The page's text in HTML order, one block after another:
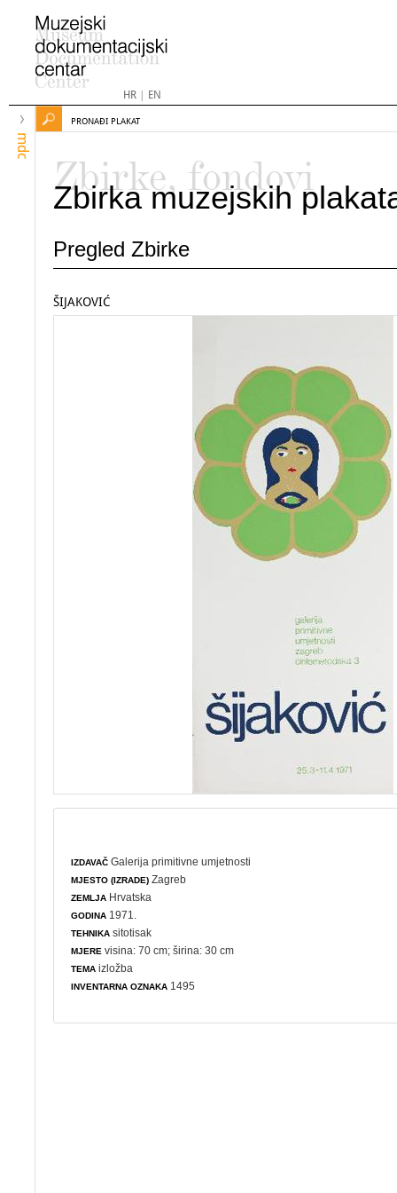
HR| EN
mdc
PRONAĐI PLAKAT
Zbirke, fondovi
Zbirka muzejskih
Pregled Zbirke
ŠIJAKOVIĆ
IZDAVAČ Galerija primitivne umjetnosti
MJESTO (IZRADE) Zagreb
ZEMLJA Hrvatska
GODINA 1971.
TEHNIKA sitotisak
MJERE visina: 70 cm; širina: 30 cm
TEMA izložba
INVENTARNA OZNAKA 1495